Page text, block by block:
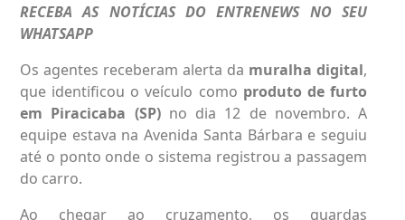
RECEBA AS NOTÍCIAS DO ENTRENEWS NO SEU
WHATSAPP
Os agentes receberam alerta da muralha digital,
que identificou o veículo como produto de furto
em Piracicaba (SP)no dia 12 de novembro. A
equipe estava na Avenida Santa Bárbara e seguiu
até o ponto onde o sistema registrou a passagem
do carro.
Ao chegar ao cruzamento, os guardas